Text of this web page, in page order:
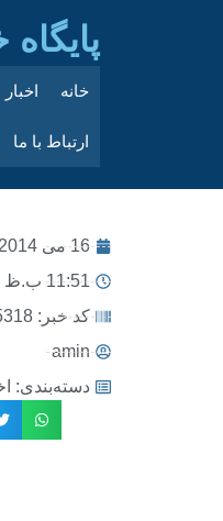
خانه
ارتباط با ما
16 می 2014
11:51 ب.ظ
کد خبر: 15318
amin
دسته‌بندی: